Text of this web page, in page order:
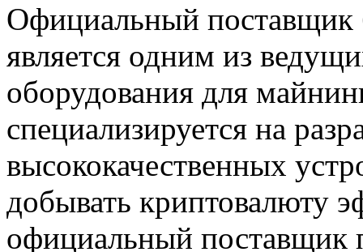
Oфициaльный
является одним из
оборудования для
специализируется на
высококачественных
добывать криптовалюту
официальный